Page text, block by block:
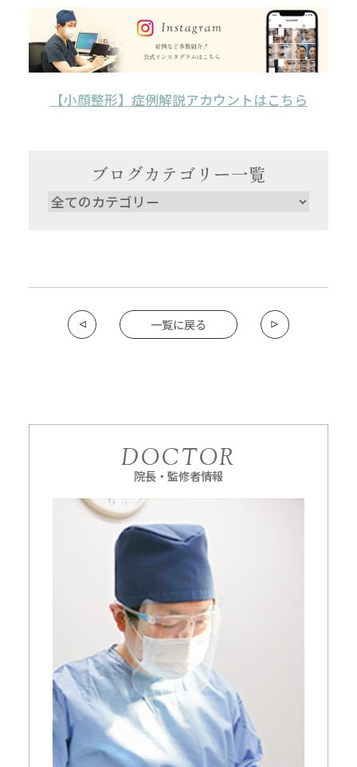
【小顔整形】症例解説アカウントはこちら
ブログカテゴリー一覧
一覧に戻る
DOCTOR
院長・監修者情報